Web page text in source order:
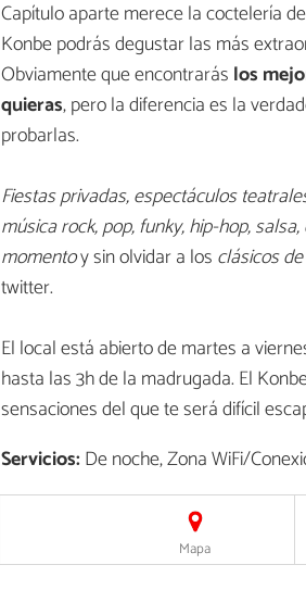
Capítulo aparte merece la coctelería
Konbe podrás degustar las más
Obviamente que encontrarás los
quieras, pero la diferencia es la
probarlas.
Fiestas privadas, espectáculos
música rock, pop, funky, hip-hop,
momentoy sin olvidar a los clásicos
twitter.
El local está abierto de martes a
hasta las 3h de la madrugada. El
sensaciones del que te será difícil
Servicios:De noche, Zona WiFi/
Mapa